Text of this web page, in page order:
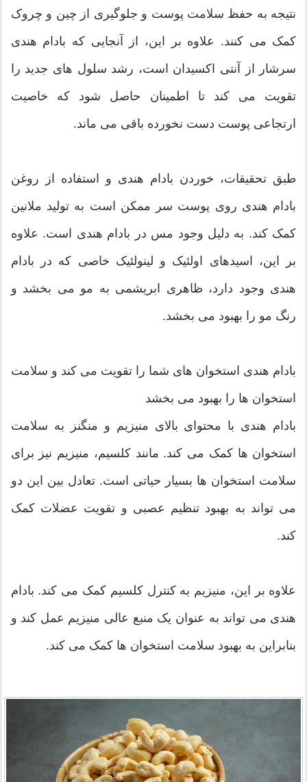
نتیجه به حفظ سلامت پوست و جلوگیری از چین و چروک
کمک می کنند. علاوه بر این، از آنجایی که بادام هندی
سرشار از آنتی اکسیدان است، رشد سلول های جدید را
تقویت می کند تا اطمینان حاصل شود که خاصیت
ارتجاعی پوست دست نخورده باقی می ماند.
طبق تحقیقات، خوردن بادام هندی و استفاده از روغن
بادام هندی روی پوست سر ممکن است به تولید ملانین
کمک کند. به دلیل وجود مس در بادام هندی است. علاوه
بر این، اسیدهای اولئیک و لینولئیک خاصی که در بادام
هندی وجود دارد، ظاهری ابریشمی به مو می بخشد و
رنگ مو را بهبود می بخشد.
بادام هندی استخوان های شما را تقویت می کند و سلامت
استخوان ها را بهبود می بخشد
بادام هندی با محتوای بالای منیزیم و منگنز به سلامت
استخوان ها کمک می کند. مانند کلسیم، منیزیم نیز برای
سلامت استخوان ها بسیار حیاتی است. تعادل بین این دو
می تواند به بهبود تنظیم عصبی و تقویت عضلات کمک
کند.
علاوه بر این، منیزیم به کنترل کلسیم کمک می کند. بادام
هندی می تواند به عنوان یک منبع عالی منیزیم عمل کند و
بنابراین به بهبود سلامت استخوان ها کمک می کند.